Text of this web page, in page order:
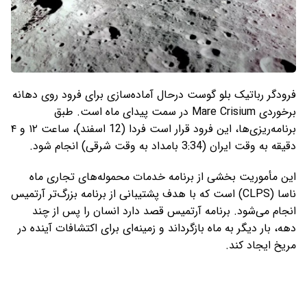
فرودگر رباتیک بلو گوست درحال آماده‌سازی برای فرود روی دهانه
برخوردی Mare Crisium در سمت پیدای ماه است. طبق
برنامه‌ریزی‌ها، این فرود قرار است فردا (12 اسفند)، ساعت ۱۲ و ۴
دقیقه به وقت ایران (3:34 بامداد به وقت شرقی) انجام شود.
این مأموریت بخشی از برنامه خدمات محموله‌های تجاری ماه
ناسا (CLPS) است که با هدف پشتیبانی از برنامه‌ بزرگ‌تر آرتمیس
انجام می‌شود. برنامه آرتمیس قصد دارد انسان را پس از چند
دهه، بار دیگر به ماه بازگرداند و زمینه‌ای برای اکتشافات آینده در
مریخ ایجاد کند.